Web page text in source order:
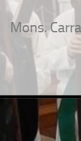
Mons.